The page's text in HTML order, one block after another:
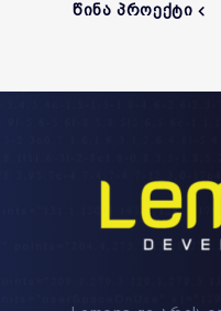
ᲬᲘᲜᲐ ᲞᲠᲝᲔᲥᲢᲘ